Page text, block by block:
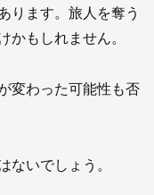
ります。旅人を奪う
かもしれません。
変わった可能性も否
ないでしょう。